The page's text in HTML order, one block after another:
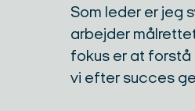
Som leder er jeg
arbejder
fokus er at
vi efter succes